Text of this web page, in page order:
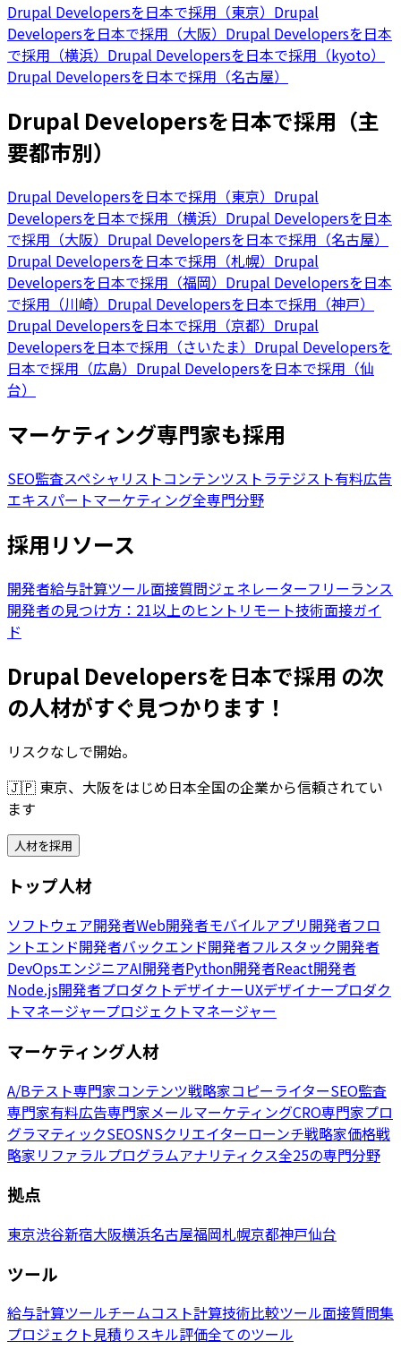
Drupal Developersを日本で採用（東京） Drupal
Developersを日本で採用（大阪） Drupal Developersを日本
で採用（横浜） Drupal Developersを日本で採用（kyoto）
Drupal Developersを日本で採用（名古屋）
Drupal Developersを日本で採用（主
要都市別）
Drupal Developersを日本で採用（東京） Drupal
Developersを日本で採用（横浜） Drupal Developersを日本
で採用（大阪） Drupal Developersを日本で採用（名古屋）
Drupal Developersを日本で採用（札幌） Drupal
Developersを日本で採用（福岡） Drupal Developersを日本
で採用（川崎） Drupal Developersを日本で採用（神戸）
Drupal Developersを日本で採用（京都） Drupal
Developersを日本で採用（さいたま） Drupal Developersを
日本で採用（広島） Drupal Developersを日本で採用（仙
台）
マーケティング専門家も採用
SEO監査スペシャリストコンテンツストラテジスト有料広告
エキスパートマーケティング全専門分野
採用リソース
開発者給与計算ツール面接質問ジェネレーターフリーランス
開発者の見つけ方：21以上のヒント リモート技術面接ガイ
ド
Drupal Developersを日本で採用 の次
の人材がすぐ見つかります！
リスクなしで開始。
🇯🇵 東京、大阪をはじめ日本全国の企業から信頼されてい
ます
人材を採用
トップ人材
ソフトウェア開発者Web開発者モバイルアプリ開発者フロ
ントエンド開発者バックエンド開発者フルスタック開発者
DevOpsエンジニアAI開発者Python開発者React開発者
Node.js開発者プロダクトデザイナーUXデザイナープロダク
トマネージャープロジェクトマネージャー
マーケティング人材
A/Bテスト専門家コンテンツ戦略家コピーライターSEO監査
専門家有料広告専門家メールマーケティングCRO専門家プロ
グラマティックSEOSNSクリエイターローンチ戦略家価格戦
略家リファラルプログラムアナリティクス全25の専門分野
拠点
東京渋谷新宿大阪横浜名古屋福岡札幌京都神戸仙台
ツール
給与計算ツールチームコスト計算技術比較ツール面接質問集
プロジェクト見積りスキル評価全てのツール